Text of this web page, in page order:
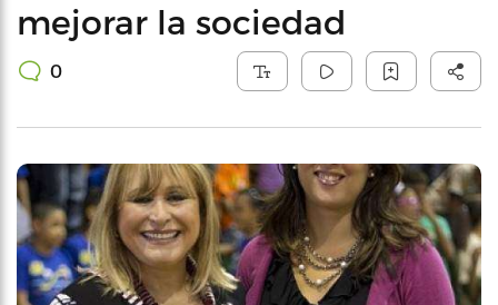
mejorar la sociedad
0